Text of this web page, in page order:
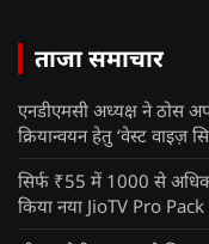
ताजा समाचार
एनडीएमसी अध्यक्ष ने ठोस
क्रियान्वयन हेतु ‘वेस्ट वाइज़
सिर्फ ₹55 में 1000 से अधिक
किया नया JioTV Pro Pack